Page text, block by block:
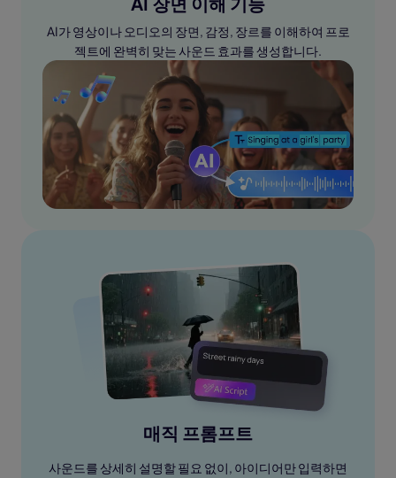
AI가 영상이나 오디오의 장면, 감정, 장르를 이해하여 프로
젝트에 완벽히 맞는 사운드 효과를 생성합니다.
매직 프롬프트
사운드를 상세히 설명할 필요 없이, 아이디어만 입력하면